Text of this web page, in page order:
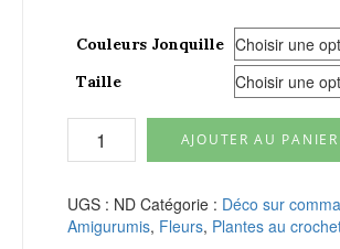
Couleurs Jonquille
Taille
au
crochet
en
AJOUTER AU PANIER
UGS : ND Catégorie : Déco sur
Amigurumis, Fleurs, Plantes au